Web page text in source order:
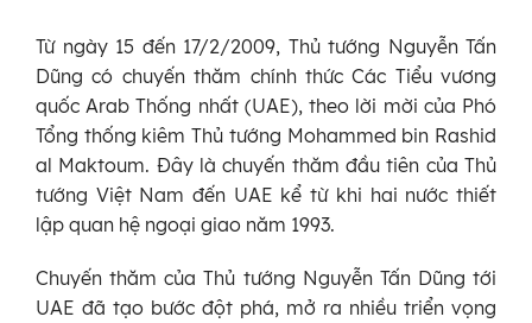
Từ ngày 15 đến 17/2/2009, Thủ tướng Nguyễn Tấn
Dũng có chuyến thăm chính thức Các Tiểu vương
quốc Arab Thống nhất (UAE), theo lời mời của Phó
Tổng thống kiêm Thủ tướng Mohammed bin Rashid
al Maktoum. Đây là chuyến thăm đầu tiên của Thủ
tướng Việt Nam đến UAE kể từ khi hai nước thiết
lập quan hệ ngoại giao năm 1993.
Chuyến thăm của Thủ tướng Nguyễn Tấn Dũng tới
UAE đã tạo bước đột phá, mở ra nhiều triển vọng